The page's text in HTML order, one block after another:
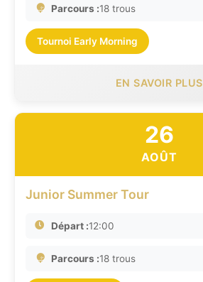
Parcours :18 trous
Tournoi Early Morning
EN SAVOIR PLUS
26
AOÛT
Junior Summer Tour
Départ :12:00
Parcours :18 trous